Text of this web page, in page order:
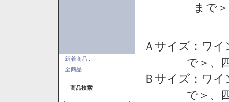
新着商品...
全商品...
商品検索
まで
Ａサイズ：ワ
で＞、
Ｂサイズ：ワ
で＞、